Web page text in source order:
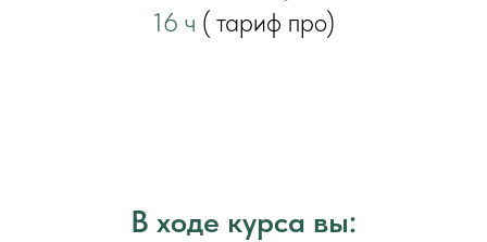
16 ч ( тариф про)
В ходе курса вы: